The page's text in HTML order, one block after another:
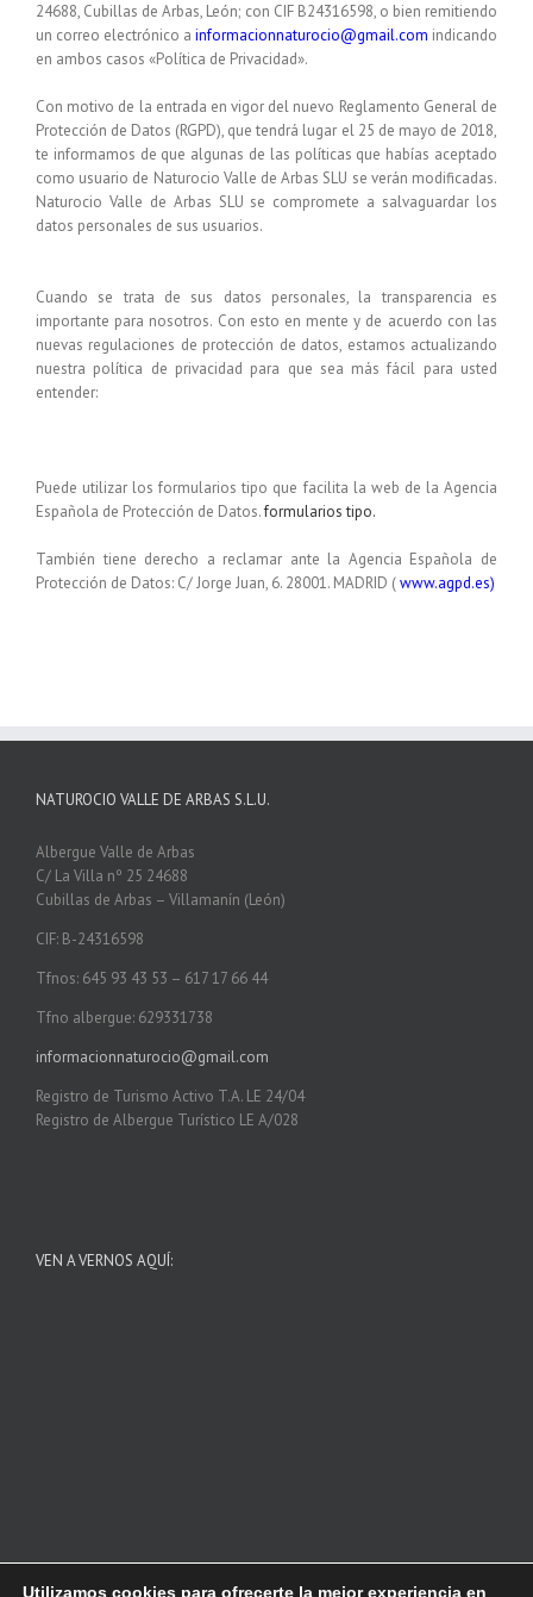
24688, Cubillas de Arbas, León; con CIF B24316598, o bien remitiendo
un correo electrónico a informacionnaturocio@gmail.com indicando
en ambos casos «Política de Privacidad».
Con motivo de la entrada en vigor del nuevo Reglamento General de
Protección de Datos (RGPD), que tendrá lugar el 25 de mayo de 2018,
te informamos de que algunas de las políticas que habías aceptado
como usuario de Naturocio Valle de Arbas SLU se verán modificadas.
Naturocio Valle de Arbas SLU se compromete a salvaguardar los
datos personales de sus usuarios.
Cuando se trata de sus datos personales, la transparencia es
importante para nosotros. Con esto en mente y de acuerdo con las
nuevas regulaciones de protección de datos, estamos actualizando
nuestra política de privacidad para que sea más fácil para usted
entender:
Puede utilizar los formularios tipo que facilita la web de la Agencia
Española de Protección de Datos.formularios tipo.
También tiene derecho a reclamar ante la Agencia Española de
Protección de Datos: C/ Jorge Juan, 6. 28001. MADRID (www.agpd.es)
NATUROCIO VALLE DE ARBAS S.L.U.
Albergue Valle de Arbas
C/ La Villa nº 25 24688
Cubillas de Arbas – Villamanín (León)
CIF: B-24316598
Tfnos: 645 93 43 53 – 617 17 66 44
Tfno albergue: 629331738
informacionnaturocio@gmail.com
Registro de Turismo Activo T.A. LE 24/04
Registro de Albergue Turístico LE A/028
VEN A VERNOS AQUÍ:
Utilizamos cookies para ofrecerte la mejor experiencia en